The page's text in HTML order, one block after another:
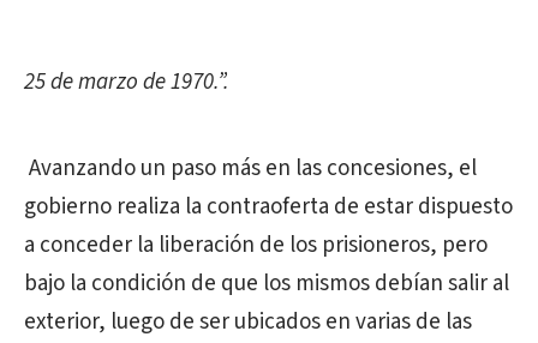
25 de marzo de 1970.”.
Avanzando un paso más en las concesiones, el
gobierno realiza la contraoferta de estar dispuesto
a conceder la liberación de los prisioneros, pero
bajo la condición de que los mismos debían salir al
exterior, luego de ser ubicados en varias de las